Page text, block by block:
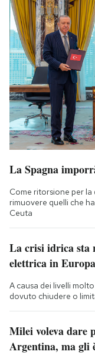
La Spagna
Come ritorsione per
rimuovere quelli che
Ceuta
La crisi idrica sta
elettrica in Europa
A causa dei livelli
dovuto chiudere o
Milei voleva dare
Argentina, ma gli